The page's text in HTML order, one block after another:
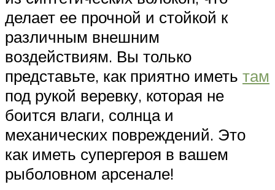
делает ее прочной и стойкой к
различным внешним
воздействиям. Вы только
представьте, как приятно иметь там
под рукой веревку, которая не
боится влаги, солнца и
механических повреждений. Это
как иметь супергероя в вашем
рыболовном арсенале!